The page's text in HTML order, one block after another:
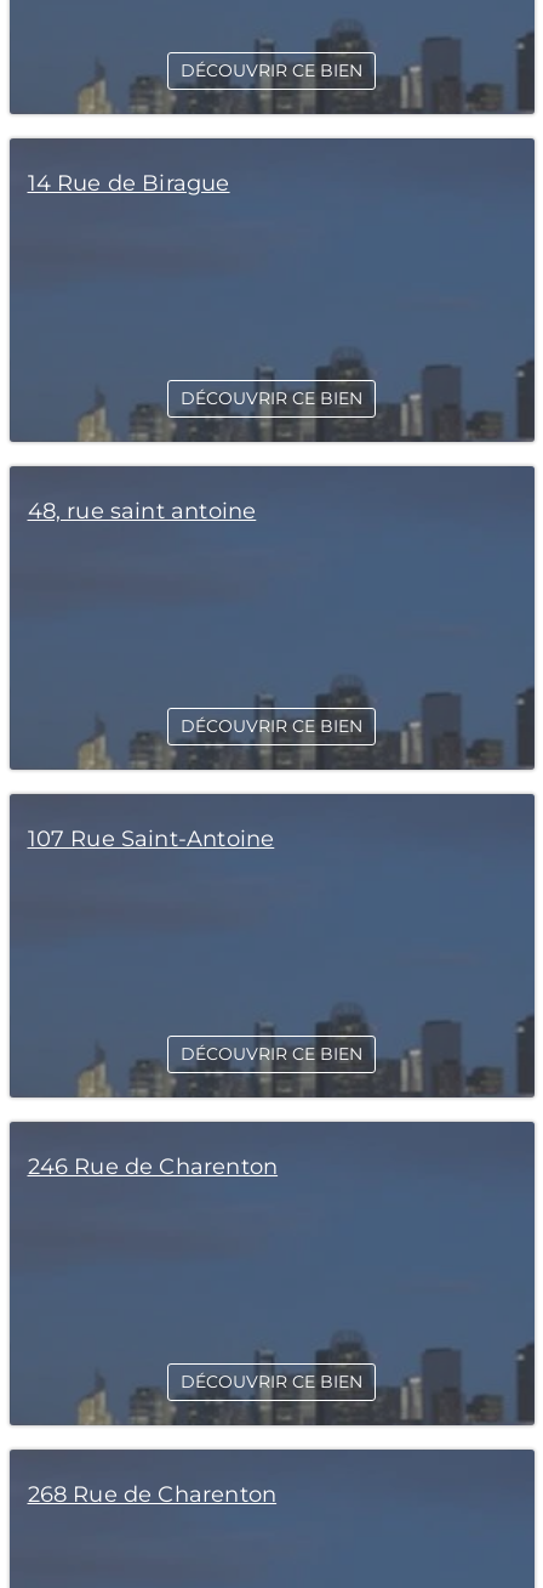
DÉCOUVRIR CE BIEN
14 Rue de Birague
DÉCOUVRIR CE BIEN
48, rue saint antoine
DÉCOUVRIR CE BIEN
107 Rue Saint-Antoine
DÉCOUVRIR CE BIEN
246 Rue de Charenton
DÉCOUVRIR CE BIEN
268 Rue de Charenton